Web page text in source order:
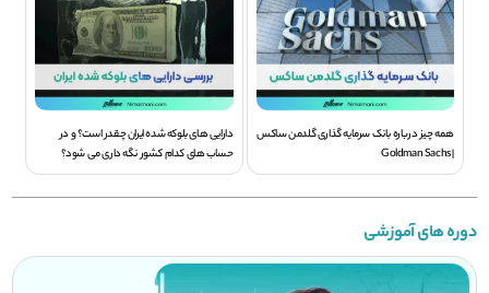
همه چیز درباره بانک سرمایه گذاری گلدمن ساکس
| Goldman Sachs
دارایی های بلوکه شده ایران چقدر است؟ و در
حساب های کدام کشور نگه داری می شود؟
دوره های آموزشی